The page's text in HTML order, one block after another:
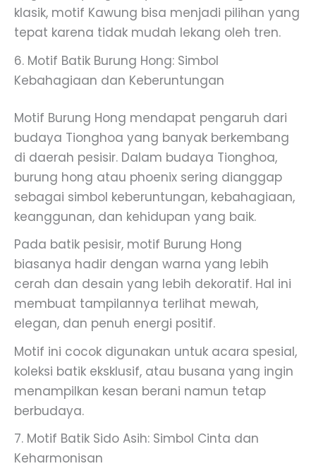
klasik, motif Kawung bisa menjadi pilihan yang
tepat karena tidak mudah lekang oleh tren.
6. Motif Batik Burung Hong: Simbol
Kebahagiaan dan Keberuntungan
Motif Burung Hong mendapat pengaruh dari
budaya Tionghoa yang banyak berkembang
di daerah pesisir. Dalam budaya Tionghoa,
burung hong atau phoenix sering dianggap
sebagai simbol keberuntungan, kebahagiaan,
keanggunan, dan kehidupan yang baik.
Pada batik pesisir, motif Burung Hong
biasanya hadir dengan warna yang lebih
cerah dan desain yang lebih dekoratif. Hal ini
membuat tampilannya terlihat mewah,
elegan, dan penuh energi positif.
Motif ini cocok digunakan untuk acara spesial,
koleksi batik eksklusif, atau busana yang ingin
menampilkan kesan berani namun tetap
berbudaya.
7. Motif Batik Sido Asih: Simbol Cinta dan
Keharmonisan